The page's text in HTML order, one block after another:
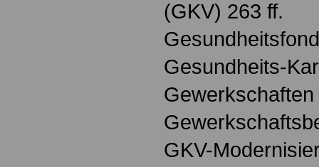
(GKV) 263 ff.
Gesundheits-
Gewerkschaften
GKV-